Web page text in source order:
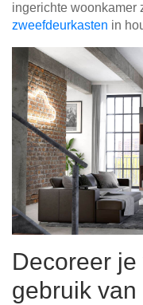
ingerichte woonkamer
zweefdeurkasten in
Decoreer
gebruik van